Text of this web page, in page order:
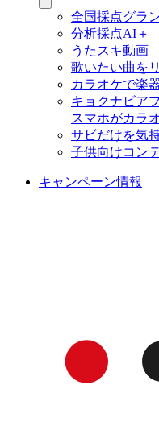
全国採点グラ
分析採点AI＋
うたスキ動画
歌いたい曲を
カラオケで楽
キョクナビア
スマホがカラ
サビだけを気
子供向けコン
キャンペーン情報